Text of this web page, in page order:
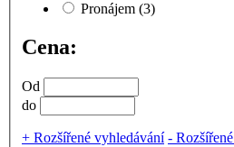
Pronájem (3)
Cena:
Od
do
+ Rozšířené vyhledávání -